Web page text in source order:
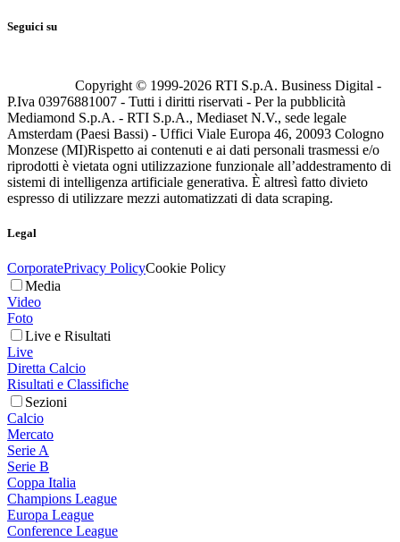
Seguici su
Copyright © 1999-2026 RTI S.p.A. Business Digital -
P.Iva 03976881007 - Tutti i diritti riservati - Per la pubblicità
Mediamond S.p.A. - RTI S.p.A., Mediaset N.V., sede legale
Amsterdam (Paesi Bassi) - Uffici Viale Europa 46, 20093 Cologno
Monzese (MI)Rispetto ai contenuti e ai dati personali trasmessi e/o
riprodotti è vietata ogni utilizzazione funzionale all’addestramento di
sistemi di intelligenza artificiale generativa. È altresì fatto divieto
espresso di utilizzare mezzi automatizzati di data scraping.
Legal
CorporatePrivacy PolicyCookie Policy
Media
Video
Foto
Live e Risultati
Live
Diretta Calcio
Risultati e Classifiche
Sezioni
Calcio
Mercato
Serie A
Serie B
Coppa Italia
Champions League
Europa League
Conference League